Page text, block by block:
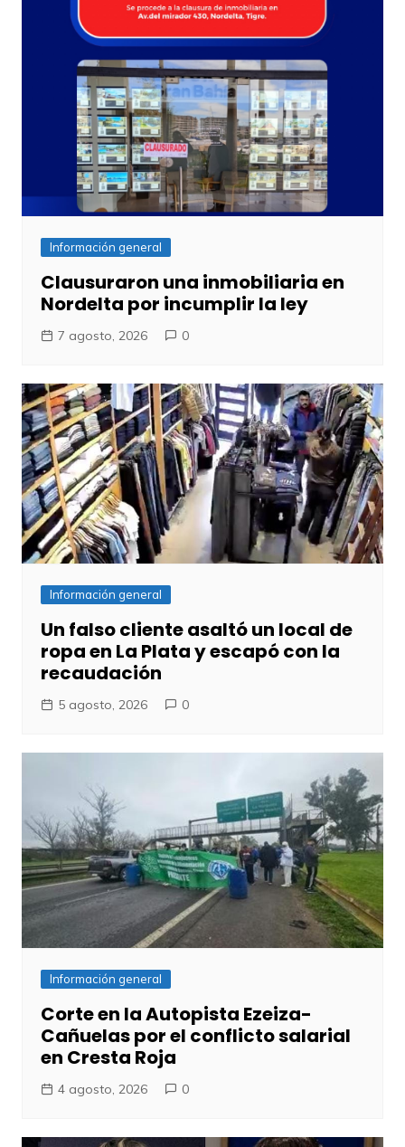
Información general
Clausuraron una inmobiliaria en
Nordelta por incumplir la ley
7 agosto, 2026 0
Información general
Un falso cliente asaltó un local de
ropa en La Plata y escapó con la
recaudación
5 agosto, 2026 0
Información general
Corte en la Autopista Ezeiza-
Cañuelas por el conflicto salarial
en Cresta Roja
4 agosto, 2026 0